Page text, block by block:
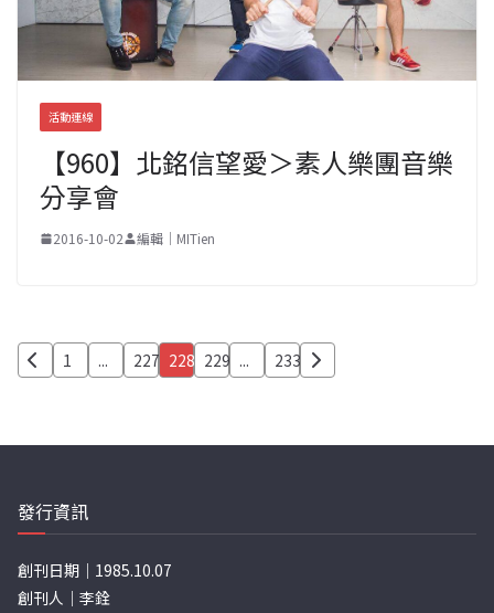
活動連線
【960】北銘信望愛＞素人樂團音樂
分享會
2016-10-02 編輯｜MITien
文
分
頁
1 ... 227 228 229 ... 233
發行資訊
創刊日期｜1985.10.07
創刊人｜李銓